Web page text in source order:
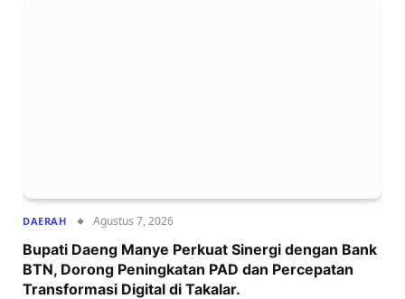
DAERAH Agustus 7, 2026
Bupati Daeng Manye Perkuat Sinergi dengan Bank
BTN, Dorong Peningkatan PAD dan Percepatan
Transformasi Digital di Takalar.